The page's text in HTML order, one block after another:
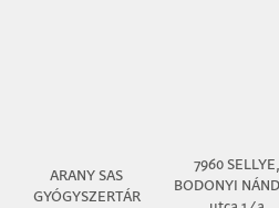
ARANY SAS
GYÓGYSZERTÁR
7960 SELLYE,
BODONYI